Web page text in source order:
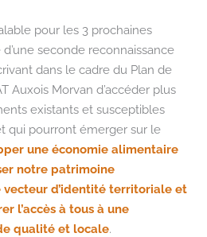
pour les 3 prochaines
seconde reconnaissance
dans le cadre du Plan de
Auxois Morvan d’accéder plus
existants et susceptibles
qui pourront émerger sur le
une économie alimentaire
notre patrimoine
d’identité territoriale et
l’accès à tous à une
qualité et locale.